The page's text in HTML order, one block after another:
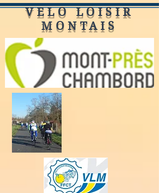
VELO LOISIR
MONTAIS